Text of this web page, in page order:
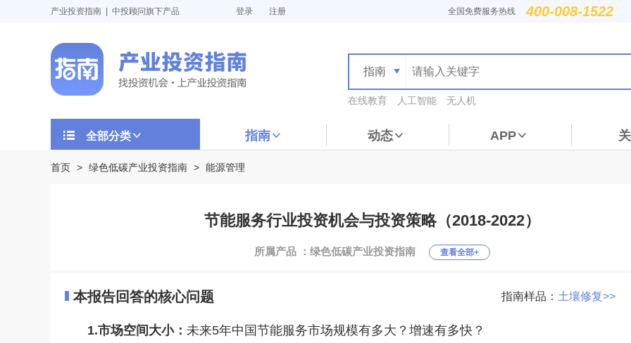
产业投资指南 | 中投顾问旗下产品 登录 注册 全国免费服务热线 400-008-1522
指南
在线教育 人工智能 无人机
全部分类 指南 动态 APP
首页 > 绿色低碳产业投资指南 > 能源管理
节能服务行业投资机会与投资策略（2018-2022）
所属产品 ：绿色低碳产业投资指南 查看全部+
本报告回答的核心问题 指南样品： 土壤修复>>
1.市场空间大小： 未来5年中国节能服务市场规模有多大？增速有多快？